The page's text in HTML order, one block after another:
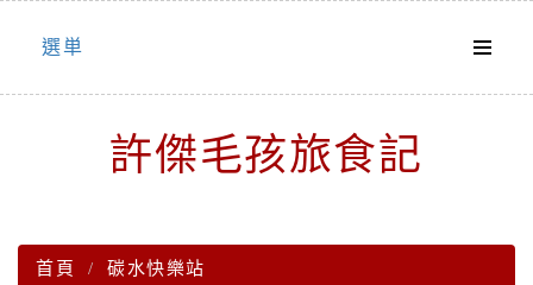
Skip
選単
許傑毛孩旅食記
首頁
碳水快樂站